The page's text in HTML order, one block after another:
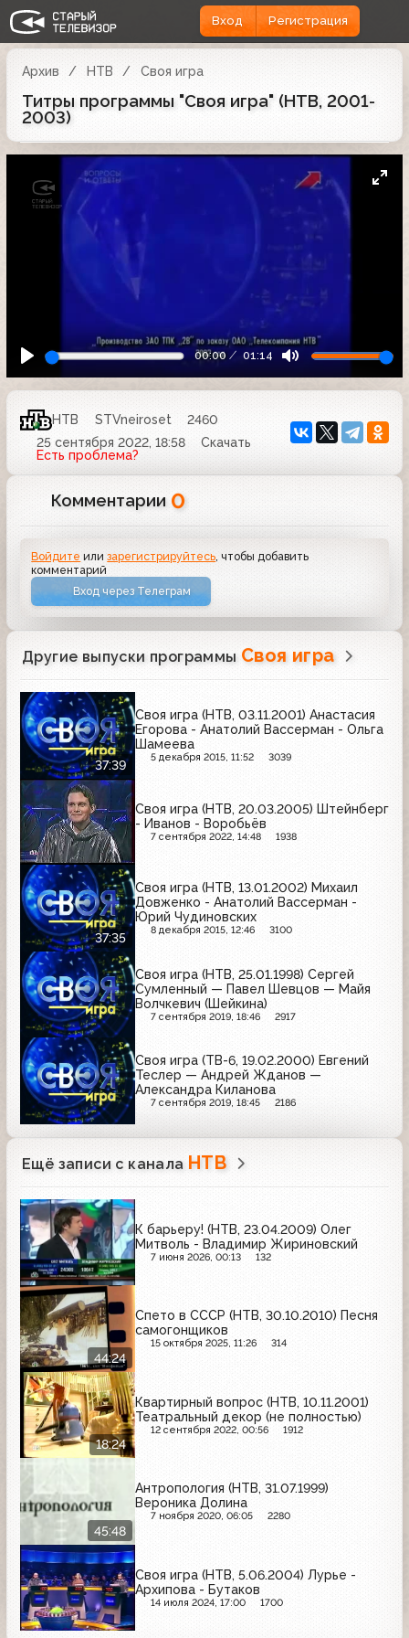
Вход Регистрация
Архив НТВ Своя игра
Титры программы "Своя игра" (НТВ, 2001-
2003)
00:00 01:14
НТВ STVneiroset
2460
25 сентября 2022, 18:58
Скачать
Есть проблема?
Комментарии 0
Войдите илизарегистрируйтесь , чтобы добавить
комментарий
Вход через Телеграм
Другие выпуски программы Своя игра
37:39
Своя игра (НТВ, 03.11.2001) Анастасия
Егорова - Анатолий Вассерман - Ольга
Шамеева
5 декабря 2015, 11:52 3039
Своя игра (НТВ, 20.03.2005) Штейнберг
- Иванов - Воробьёв
7 сентября 2022, 14:48 1938
37:35
Своя игра (НТВ, 13.01.2002) Михаил
Довженко - Анатолий Вассерман -
Юрий Чудиновских
8 декабря 2015, 12:46 3100
Своя игра (НТВ, 25.01.1998) Сергей
Сумленный — Павел Шевцов — Майя
Волчкевич (Шейкина)
7 сентября 2019, 18:46 2917
Своя игра (ТВ-6, 19.02.2000) Евгений
Теслер — Андрей Жданов —
Александра Киланова
7 сентября 2019, 18:45 2186
Ещё записи с канала НТВ
К барьеру! (НТВ, 23.04.2009) Олег
Митволь - Владимир Жириновский
7 июня 2026, 00:13 132
44:24
Спето в СССР (НТВ, 30.10.2010) Песня
самогонщиков
15 октября 2025, 11:26 314
18:24
Квартирный вопрос (НТВ, 10.11.2001)
Театральный декор (не полностью)
12 сентября 2022, 00:56 1912
45:48
Антропология (НТВ, 31.07.1999)
Вероника Долина
7 ноября 2020, 06:05 2280
Своя игра (НТВ, 5.06.2004) Лурье -
Архипова - Бутаков
14 июля 2024, 17:00 1700